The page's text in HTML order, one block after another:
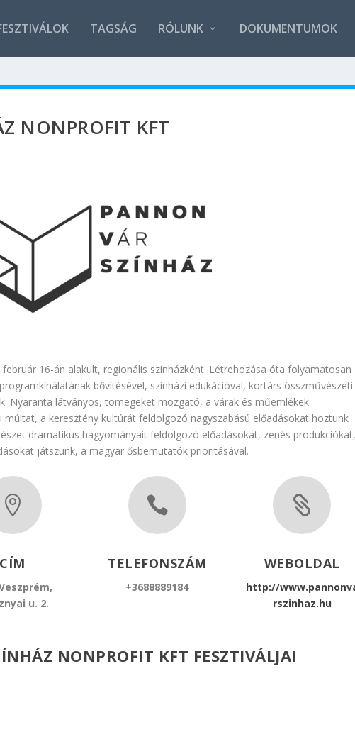
TAGSÁG RÓLUNK DOKUMENTUMOK
NONPROFIT KFT
16-án alakult, regionális színházként. Létrehozása óta folyamatosan
bővítésével, színházi edukációval, kortárs összművészeti
Nyaranta látványos, tömegeket mozgató, a várak és műemlékek
a keresztény kultúrát feldolgozó nagyszabású előadásokat hoztunk
dramatikus hagyományait feldolgozó előadásokat, zenés
játszunk, a magyar ősbemutatók prioritásával.

CÍM
u. 2.

TELEFONSZÁM
+3688889184

WEBOLDAL
http://
rszinhaz.hu
NONPROFIT KFT FESZTIVÁLJAI